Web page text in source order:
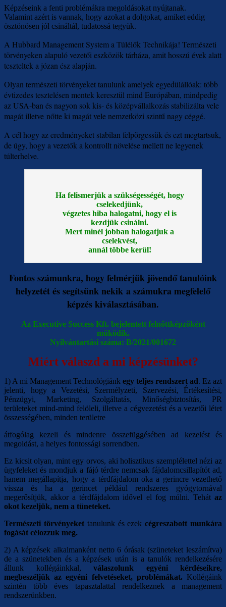
Képzéseink a fenti problémákra megoldásokat nyújtanak.
Valamint azért is vannak, hogy azokat a dolgokat, amiket eddig
ösztönösen jól csináltál, tudatossá tegyük.
A Hubbard Management System a Túlélők Technikája! Természeti
törvényeken alapuló vezetői eszközök tárháza, amit hosszú évek alatt
teszteltek a józan ész alapján.
Olyan természeti törvényeket tanulunk amelyek egyedülállóak: több
évtizedes tesztelésen mentek keresztül mind Európában, mindpedig
az USA-ban és nagyon sok kis- és középvállalkozás stabilizálta vele
magát illetve nőtte ki magát vele nemzetközi szintű nagy céggé.
A cél hogy az eredményeket stabilan felpörgessük és ezt megtartsuk,
de úgy, hogy a vezetők a kontrollt növelése mellett ne legyenek
túlterhelve.
Ha felismerjük a szükségességét, hogy
cselekedjünk,
végzetes hiba halogatni, hogy el is
kezdjük csinálni.
Mert minél jobban halogatjuk a
cselekvést,
annál többe kerül!
Fontos számunkra, hogy felmérjük jövendő tanulóink
helyzetét és segítsünk nekik a számukra megfelelő
képzés kiválasztásában.
Az Executive Success Kft. bejelentett felnőttképzőként
működik.
Nyilvántartási száma: B/2021/001672
Miért válaszd a mi képzésünket?
1) A mi Management Technológiánk egy teljes rendszert ad. Ez azt
jelenti, hogy a Vezetési, Szermélyzeti, Szervezési, Értékesítési,
Pénzügyi, Marketing, Szolgáltatás, Minőségbiztosítás, PR
területeket mind-mind felöleli, illetve a cégvezetést és a vezetői létet
összességében, minden területre
átfogólag kezeli és mindenre összefüggésében ad kezelést és
megoldást, a helyes fontossági sorrendben.
Ez kicsit olyan, mint egy orvos, aki holisztikus szemplélettel nézi az
ügyfeleket és mondjuk a fájó térdre nemcsak fájdalomcsillapítót ad,
hanem megállapítja, hogy a térdfájdalom oka a gerincre vezethető
vissza és ha a gerincet például rendszeres gyógytornával
megerősítjük, akkor a térdfájdalom idővel el fog múlni. Tehát az
okot kezeljük, nem a tüneteket.
Természeti törvényekettanulunk és ezekcégreszabott munkára
fogását célozzuk meg.
2) A képzések alkalmanként netto 6 órásak (szüneteket leszámítva)
de a szünetekben és a képzések után is a tanulók rendelkezésére
állunk kollégáinkkal, válaszolunk egyéni kérdéseikre,
megbeszéljük az egyéni felvetéseket, problémákat. Kollégáink
szintén több éves tapasztalattal rendelkeznek a management
rendszerünkben.